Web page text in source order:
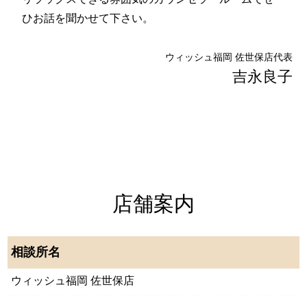
ひお話を聞かせて下さい。
ウィッシュ福岡 佐世保店代表
吉永良子
店舗案内
相談所名
ウィッシュ福岡 佐世保店